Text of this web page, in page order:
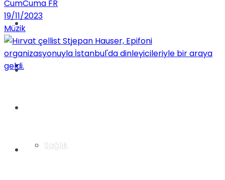
Sağlık
Kadınca
Müzik
CumCuma FR
19/11/2023
Müzik